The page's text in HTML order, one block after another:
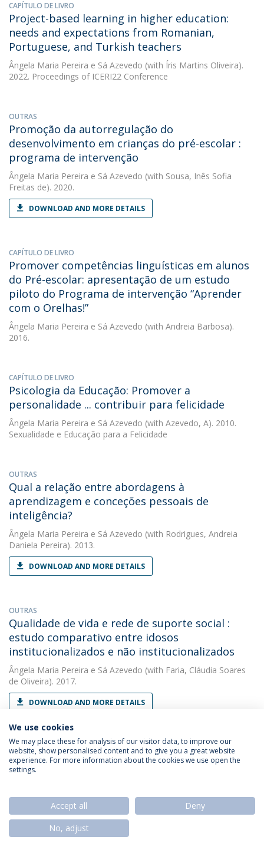
CAPÍTULO DE LIVRO
Project-based learning in higher education:
needs and expectations from Romanian,
Portuguese, and Turkish teachers
Ângela Maria Pereira e Sá Azevedo (with Íris Martins Oliveira).
2022. Proceedings of ICERI22 Conference
OUTRAS
Promoção da autorregulação do
desenvolvimento em crianças do pré-escolar :
programa de intervenção
Ângela Maria Pereira e Sá Azevedo (with Sousa, Inês Sofia
Freitas de). 2020.
DOWNLOAD AND MORE DETAILS
CAPÍTULO DE LIVRO
Promover competências linguísticas em alunos
do Pré-escolar: apresentação de um estudo
piloto do Programa de intervenção “Aprender
com o Orelhas!”
Ângela Maria Pereira e Sá Azevedo (with Andreia Barbosa).
2016.
CAPÍTULO DE LIVRO
Psicologia da Educação: Promover a
personalidade ... contribuir para felicidade
Ângela Maria Pereira e Sá Azevedo (with Azevedo, A). 2010.
Sexualidade e Educação para a Felicidade
OUTRAS
Qual a relação entre abordagens à
aprendizagem e conceções pessoais de
inteligência?
Ângela Maria Pereira e Sá Azevedo (with Rodrigues, Andreia
Daniela Pereira). 2013.
DOWNLOAD AND MORE DETAILS
OUTRAS
Qualidade de vida e rede de suporte social :
estudo comparativo entre idosos
institucionalizados e não institucionalizados
Ângela Maria Pereira e Sá Azevedo (with Faria, Cláudia Soares
de Oliveira). 2017.
DOWNLOAD AND MORE DETAILS
OUTRAS
Que relação existe entre as estratégias de
autorregulação na escrita e a motivação?
Heloísa Freitas de). 2014.
DOWNLOAD AND MORE DETAILS
We use cookies
We may place these for analysis of our visitor data, to improve our
website, show personalised content and to give you a great website
experience. For more information about the cookies we use open the
settings.
Accept all
Deny
No, adjust